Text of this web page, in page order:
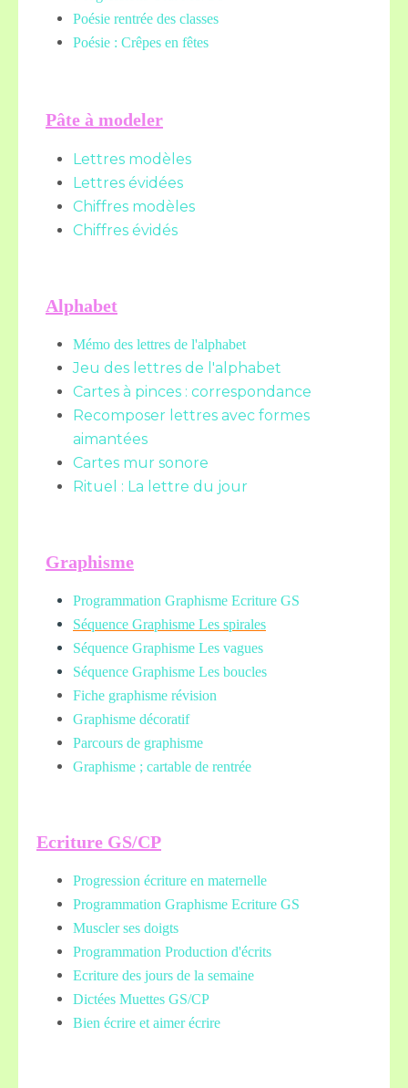
Poésie rentrée des classes
Poésie : Crêpes en fêtes
Pâte à modeler
Lettres modèles
Lettres évidées
Chiffres modèles
Chiffres évidés
Alphabet
Mémo des lettres de l'alphabet
Jeu des lettres de l'alphabet
Cartes à pinces : correspondance
Recomposer lettres avec formes
aimantées
Cartes mur sonore
Rituel : La lettre du jour
Graphisme
Programmation Graphisme Ecriture GS
Séquence Graphisme Les spirales
Séquence Graphisme Les vagues
Séquence Graphisme Les boucles
Fiche graphisme révision
Graphisme décoratif
Parcours de graphisme
Graphisme ; cartable de rentrée
Ecriture GS/CP
Progression écriture en maternelle
Programmation Graphisme Ecriture GS
Muscler ses doigts
Programmation Production d'écrits
Ecriture des jours de la semaine
Dictées Muettes GS/CP
Bien écrire et aimer écrire